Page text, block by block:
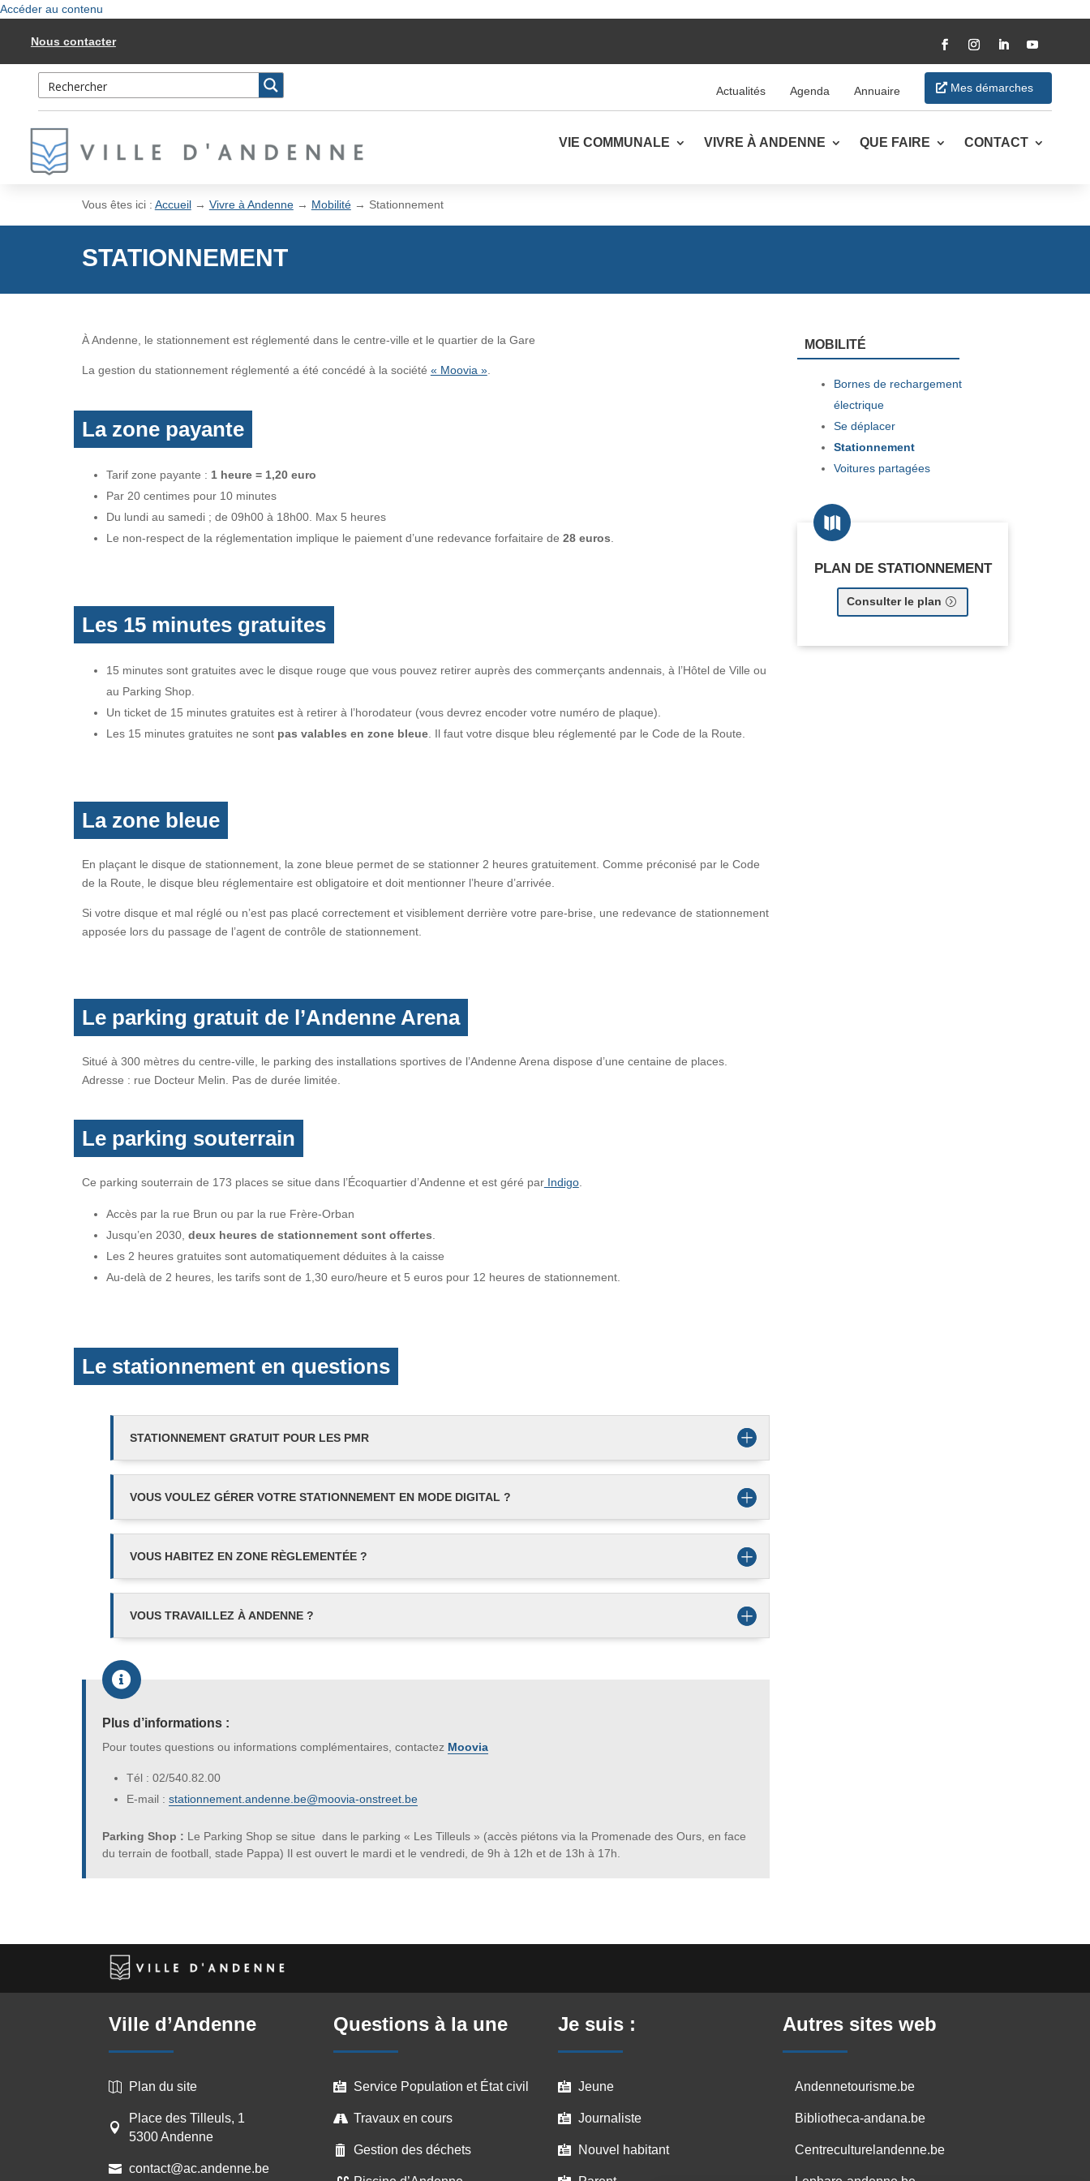
Accéder au contenu
Nous contacter
Actualités Agenda Annuaire Mes démarches
VIE COMMUNALE VIVRE À ANDENNE QUE FAIRE CONTACT
Vous êtes ici : Accueil→ Vivre à Andenne→ Mobilité→ Stationnement
STATIONNEMENT
À Andenne, le stationnement est réglementé dans le centre-ville et le quartier de la Gare
La gestion du stationnement réglementé a été concédé à la société « Moovia ».
La zone payante
Tarif zone payante : 1 heure = 1,20 euro
Par 20 centimes pour 10 minutes
Du lundi au samedi ; de 09h00 à 18h00. Max 5 heures
Le non-respect de la réglementation implique le paiement d’une redevance forfaitaire de 28 euros
Les 15 minutes gratuites
15 minutes sont gratuites avec le disque rouge que vous pouvez retirer auprès des commerçants andennais, à l’Hôtel de Ville ou
au Parking Shop.
Un ticket de 15 minutes gratuites est à retirer à l’horodateur (vous devrez encoder votre numéro de plaque).
Les 15 minutes gratuites ne sont pas valables en zone bleue. Il faut votre disque bleu réglementé par le Code de la Route.
La zone bleue
En plaçant le disque de stationnement, la zone bleue permet de se stationner 2 heures gratuitement. Comme préconisé par le Code
de la Route, le disque bleu réglementaire est obligatoire et doit mentionner l’heure d’arrivée.
Si votre disque et mal réglé ou n’est pas placé correctement et visiblement derrière votre pare-brise, une redevance de stationnement
apposée lors du passage de l’agent de contrôle de stationnement.
Le parking gratuit de l’Andenne Arena
Situé à 300 mètres du centre-ville, le parking des installations sportives de l’Andenne Arena dispose d’une centaine de places.
Adresse : rue Docteur Melin. Pas de durée limitée.
Le parking souterrain
Ce parking souterrain de 173 places se situe dans l’Écoquartier d’Andenne et est géré parIndigo.
Accès par la rue Brun ou par la rue Frère-Orban
Jusqu’en 2030, deux heures de stationnement sont offertes
Les 2 heures gratuites sont automatiquement déduites à la caisse
Au-delà de 2 heures, les tarifs sont de 1,30 euro/heure et 5 euros pour 12 heures de stationnement.
Le stationnement en questions
STATIONNEMENT GRATUIT POUR LES PMR
VOUS VOULEZ GÉRER VOTRE STATIONNEMENT EN MODE DIGITAL ?
VOUS HABITEZ EN ZONE RÈGLEMENTÉE ?
VOUS TRAVAILLEZ À ANDENNE ?

Plus d’informations :
Pour toutes questions ou informations complémentaires, contactez Moovia
Tél : 02/540.82.00
E-mail : stationnement.andenne.be@moovia-onstreet.be
Parking Shop : Le Parking Shop se situe dans le parking « Les Tilleuls » (accès piétons via la Promenade des Ours, en face
du terrain de football, stade Pappa) Il est ouvert le mardi et le vendredi, de 9h à 12h et de 13h à 17h.
MOBILITÉ
Bornes de rechargement
électrique
Se déplacer
Stationnement
Voitures partagées

PLAN DE STATIONNEMENT
Consulter le plan
Ville d’Andenne
 Plan du site

Place des Tilleuls, 1
5300 Andenne
 contact@ac.andenne.be
Questions à la une
 Service Population et État civil
 Travaux en cours
 Gestion des déchets
Je suis :
 Jeune
 Journaliste
 Nouvel habitant
Autres sites web
Andennetourisme.be
Bibliotheca-andana.be
Centreculturelandenne.be